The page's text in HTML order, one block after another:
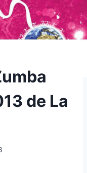
de La